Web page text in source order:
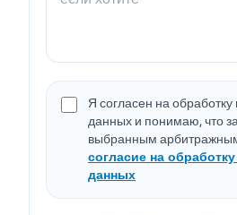
Я согласен на
данных и понимаю, что
выбранным
согласие на
данных